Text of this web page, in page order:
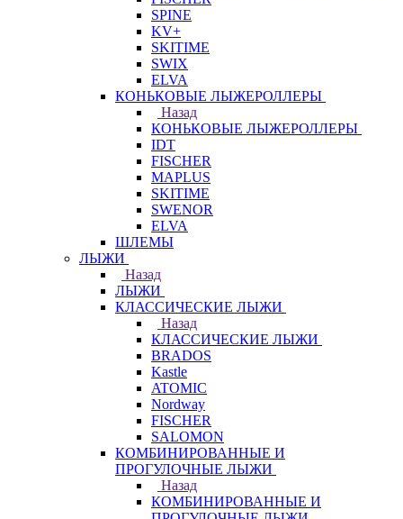
SPINE
KV+
SKITIME
SWIX
ELVA
КОНЬКОВЫЕ ЛЫЖЕРОЛЛЕРЫ
Назад
КОНЬКОВЫЕ ЛЫЖЕРОЛЛЕРЫ
IDT
FISCHER
MAPLUS
SKITIME
SWENOR
ELVA
ШЛЕМЫ
ЛЫЖИ
Назад
ЛЫЖИ
КЛАССИЧЕСКИЕ ЛЫЖИ
Назад
КЛАССИЧЕСКИЕ ЛЫЖИ
BRADOS
Kastle
ATOMIC
Nordway
FISCHER
SALOMON
КОМБИНИРОВАННЫЕ И
ПРОГУЛОЧНЫЕ ЛЫЖИ
Назад
КОМБИНИРОВАННЫЕ И